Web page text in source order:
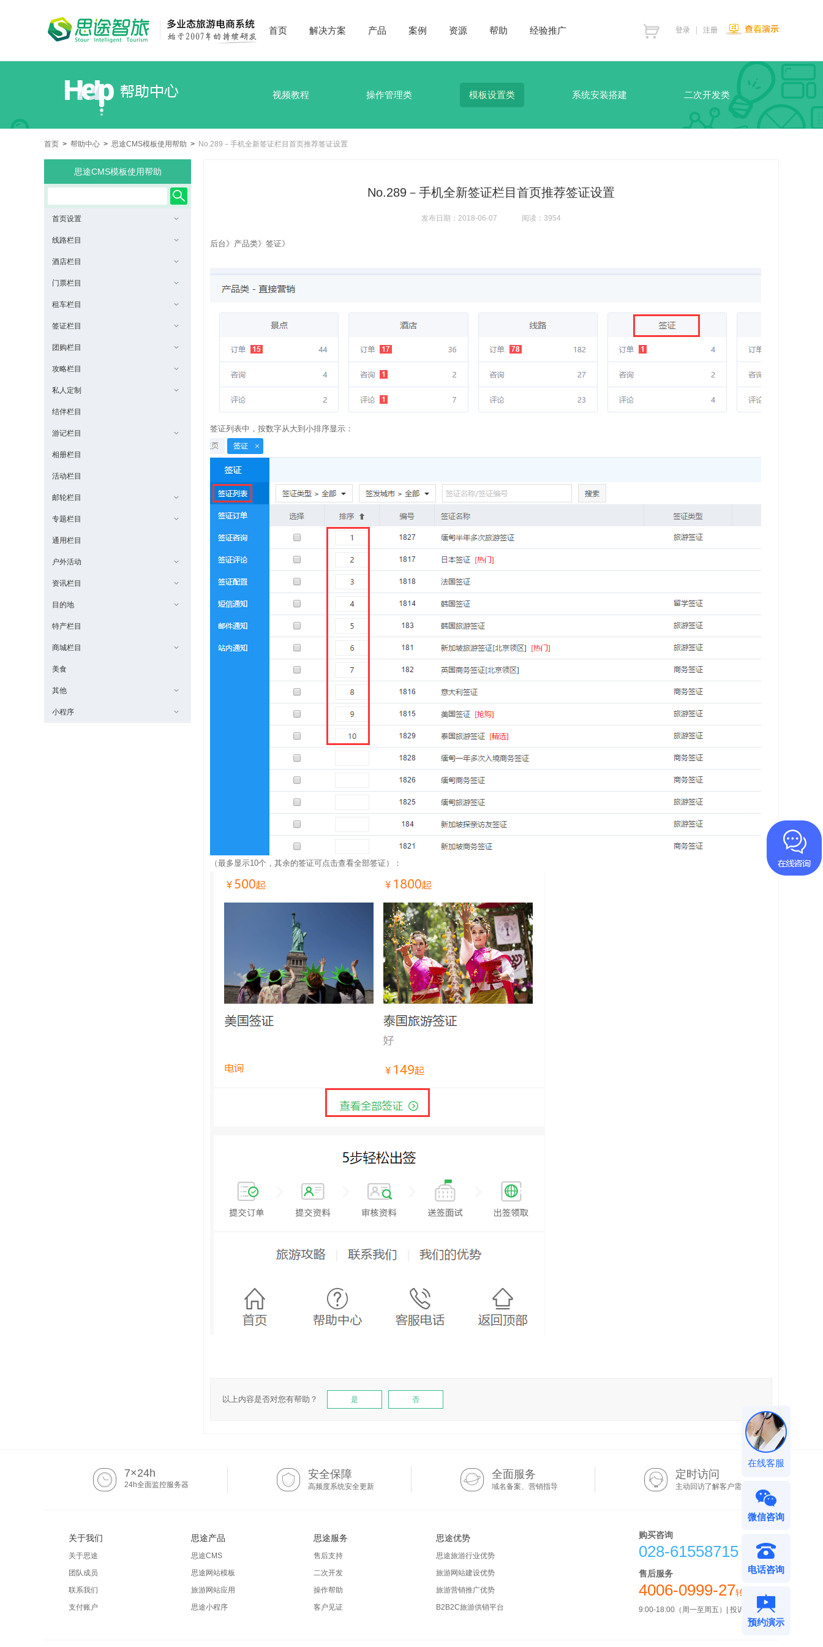
首页 解决方案 产品 案例 资源 帮助 经验推广 登录 注册
视频教程 操作管理类 模板设置类 系统安装搭建 二次开发类
首页 > 帮助中心 > 思途CMS模板使用帮助 > No.289－手机全新签证栏目首页推荐签证设置
思途CMS模板使用帮助
首页设置
线路栏目
酒店栏目
门票栏目
租车栏目
签证栏目
团购栏目
攻略栏目
私人定制
结伴栏目
游记栏目
相册栏目
活动栏目
邮轮栏目
专题栏目
通用栏目
户外活动
资讯栏目
目的地
特产栏目
商城栏目
美食
其他
小程序
No.289－手机全新签证栏目首页推荐签证设置
发布日期：2018-06-07 阅读：3954
后台》产品类》签证》
签证列表中，按数字从大到小排序显示：
（最多显示10个，其余的签证可点击查看全部签证）：
以上内容是否对您有帮助？ 是 否
7×24h
24h全面监控服务器
安全保障
高频度系统安全更新
全面服务
域名备案、营销指导
定时访问
主动回访了解客户需求
关于我们
关于思途
团队成员
联系我们
支付账户
思途产品
思途CMS
思途网站模板
旅游网站应用
思途小程序
思途服务
售后支持
二次开发
操作帮助
客户见证
思途优势
思途旅游行业优势
旅游网站建设优势
旅游营销推广优势
B2B2C旅游供销平台
购买咨询
028-61558715
售后服务
4006-0999-27转4
9:00-18:00（周一至周五）| 投诉电话请转6
在线客服
微信咨询
电话咨询
预约演示